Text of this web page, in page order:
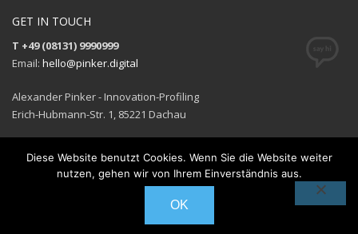
GET IN TOUCH
T +49 (08131) 9990999
Email: hello@pinker.digital
Alexander Pinker - Innovation-Profiling
Erich-Hubmann-Str. 1, 85221 Dachau
Diese Website benutzt Cookies. Wenn Sie die Website weiter
nutzen, gehen wir von Ihrem Einverständnis aus.
OK